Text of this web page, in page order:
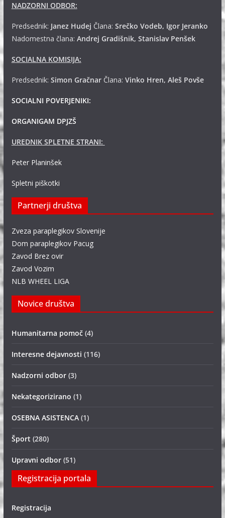
NADZORNI ODBOR:
Predsednik: Janez Hudej Člana: Srečko Vodeb, Igor Jeranko
Nadomestna člana: Andrej Gradišnik, Stanislav Penšek
SOCIALNA KOMISIJA:
Predsednik: Simon GračnarČlana: Vinko Hren, Aleš Povše
SOCIALNI POVERJENIKI:
ORGANIGAM DPJZŠ
UREDNIK SPLETNE STRANI:
Peter Planinšek
Spletni piškotki
Partnerji društva
Zveza paraplegikov Slovenije
Dom paraplegikov Pacug
Zavod Brez ovir
Zavod Vozim
NLB WHEEL LIGA
Novice društva
Humanitarna pomoč(4)
Interesne dejavnosti (116)
Nadzorni odbor(3)
Nekategorizirano (1)
OSEBNA ASISTENCA(1)
Šport (280)
Upravni odbor(51)
Registracija portala
Registracija